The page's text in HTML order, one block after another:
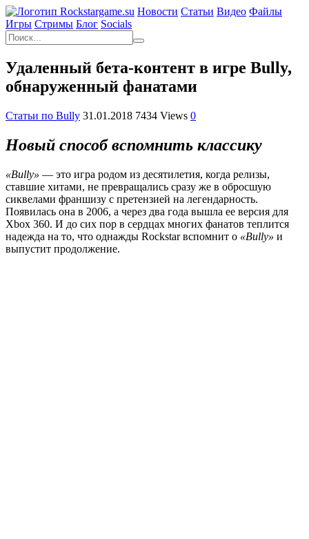
Новости Статьи Видео Файлы
Игры Cтримы Блог Socials
Удаленный бета-контент в игре Bully,
обнаруженный фанатами
Статьи по Bully 31.01.2018 7434 Views 0
Новый способ вспомнить классику
«Bully» — это игра родом из десятилетия, когда релизы,
ставшие хитами, не превращались сразу же в обросшую
сиквелами франшизу с претензией на легендарность.
Появилась она в 2006, а через два года вышла ее версия для
Xbox 360. И до сих пор в сердцах многих фанатов теплится
надежда на то, что однажды Rockstar вспомнит о «Bully» и
выпустит продолжение.